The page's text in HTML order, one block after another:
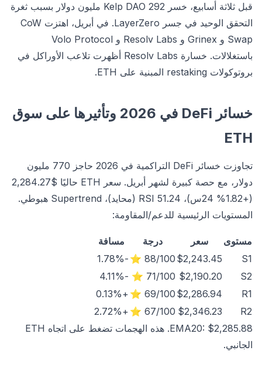
قبل ثلاثة أسابيع، خسر Kelp DAO 292 مليون دولار بسبب ثغرة
التحقق الوحيد في جسر LayerZero. في أبريل، اهتزت CoW
Swap و Grinex و Resolv Labs و Volo Protocol
باستغلالات. خسارة Resolv Labs أظهرت تلاعب الأوراكل في
بروتوكولات restaking المبنية على ETH.
خسائر DeFi في 2026 وتأثيرها على سوق
ETH
تجاوزت خسائر DeFi التراكمية في 2026 حاجز 770 مليون
دولار، مع حصة كبيرة لشهر أبريل. سعر ETH حاليًا $2,284.27
(+1.82% 24س)، RSI 51.24 (محايد)، Supertrend هبوطي.
المستويات الرئيسية للدعم/المقاومة:
مستوى سعر درجة
مسافة
S1
$2,243.45
88/100 ⭐
-1.78%
S2
$2,190.20
71/100 ⭐
-4.11%
R1
$2,286.94
69/100 ⭐
+0.13%
R2
$2,346.23
67/100 ⭐
+2.72%
EMA20: $2,285.88. هذه الهجمات تضغط على اتجاه ETH
الجانبي.